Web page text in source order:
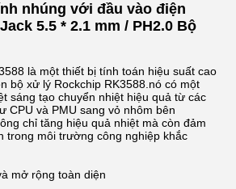
nhúng với đầu vào điện
5.5 * 2.1 mm / PH2.0 Bộ
là một thiết bị tính toán hiệu suất cao
bộ xử lý Rockchip RK3588.nó có một
sáng tạo chuyển nhiệt hiệu quả từ các
CPU và PMU sang vỏ nhôm bên
chỉ tăng hiệu quả nhiệt mà còn đảm
trong môi trường công nghiệp khắc
mở rộng toàn diện